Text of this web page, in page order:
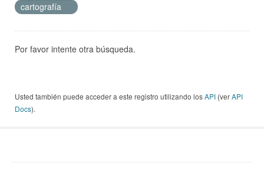
cartografía
Por favor intente otra búsqueda.
Usted también puede acceder a este registro utilizando losAPI (verAPI
Docs).